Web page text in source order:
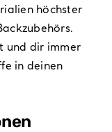
höchster
und dir immer
in deinen